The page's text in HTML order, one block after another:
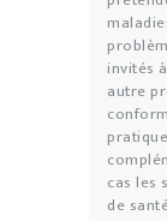
invités
autre
cas les
de